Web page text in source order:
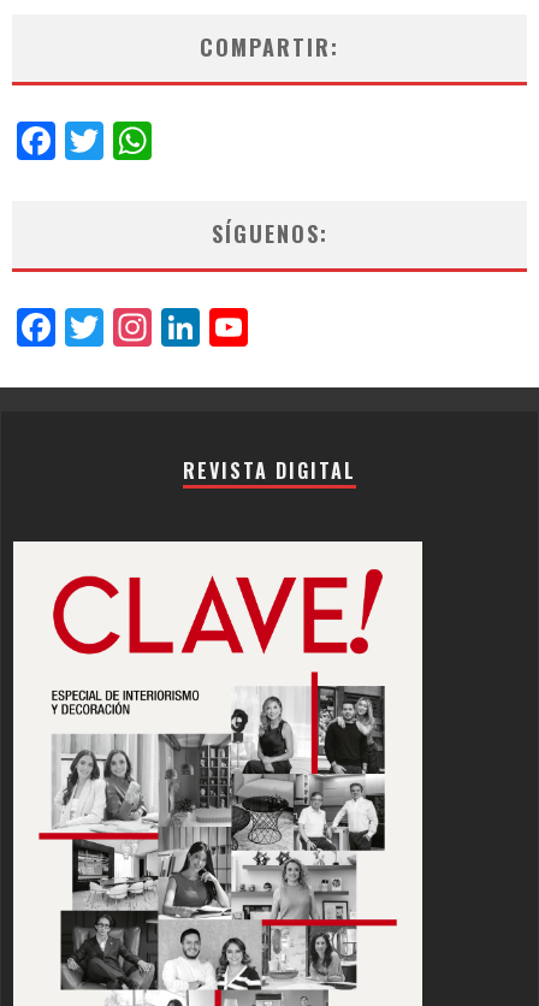
COMPARTIR:
Facebook
Twitter
SÍGUENOS:
Facebook
Twitter
Instagram
LinkedIn
REVISTA DIGITAL